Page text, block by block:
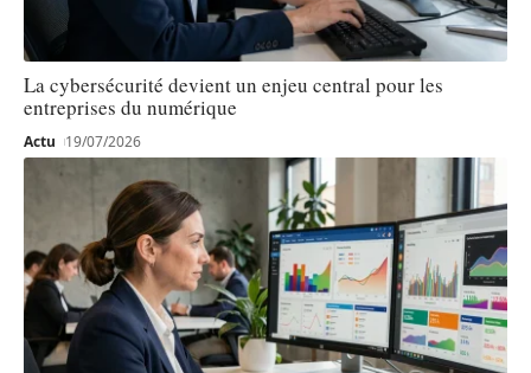
La cybersécurité devient un enjeu central pour les
entreprises du numérique
Actu 19/07/2026